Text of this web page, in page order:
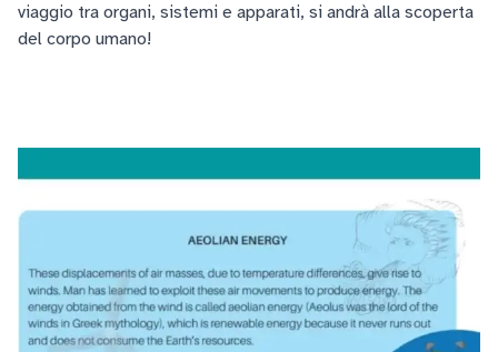
viaggio tra organi, sistemi e apparati, si andrà alla scoperta
del corpo umano!